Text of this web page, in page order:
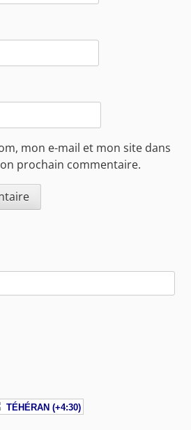
mon e-mail et mon site dans
prochain commentaire.
TÉHÉRAN (+4:30)